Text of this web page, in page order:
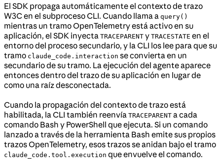
El SDK propaga automáticamente el contexto de trazo
W3C en el subproceso CLI. Cuando llama a query()
mientras un tramo OpenTelemetry está activo en su
aplicación, el SDK inyecta TRACEPARENT y TRACESTATE en el
entorno del proceso secundario, y la CLI los lee para que su
tramo claude_code.interaction se convierta en un
secundario de su tramo. La ejecución del agente aparece
entonces dentro del trazo de su aplicación en lugar de
como una raíz desconectada.
Cuando la propagación del contexto de trazo está
habilitada, la CLI también reenvía TRACEPARENT a cada
comando Bash y PowerShell que ejecuta. Si un comando
lanzado a través de la herramienta Bash emite sus propios
trazos OpenTelemetry, esos trazos se anidan bajo el tramo
claude_code.tool.execution que envuelve el comando.